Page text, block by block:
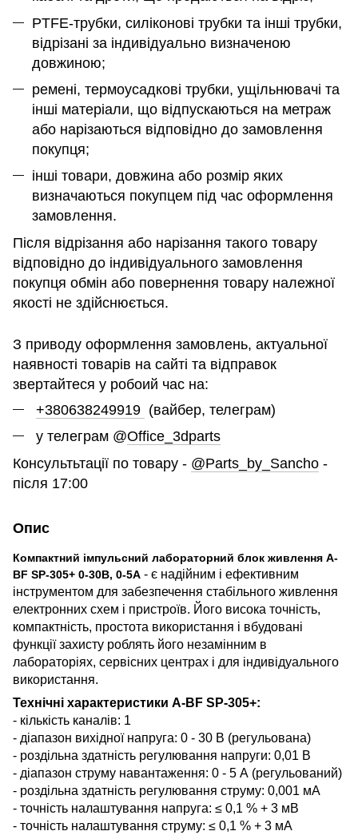
PTFE-трубки, силіконові трубки та інші трубки,
відрізані за індивідуально визначеною
довжиною;
ремені, термоусадкові трубки, ущільнювачі та
інші матеріали, що відпускаються на метраж
або нарізаються відповідно до замовлення
покупця;
інші товари, довжина або розмір яких
визначаються покупцем під час оформлення
замовлення.
Після відрізання або нарізання такого товару
відповідно до індивідуального замовлення
покупця обмін або повернення товару належної
якості не здійснюється.
З приводу оформлення замовлень, актуальної
наявності товарів на сайті та відправок
звертайтеся у робоий час на:
+380638249919 (вайбер, телеграм)
у телеграм @Office_3dparts
Консультьтації по товару - @Parts_by_Sancho -
після 17:00
Опис
Компактний імпульсний лабораторний блок живлення A-
BF SP-305+ 0-30В, 0-5А - є надійним і ефективним
інструментом для забезпечення стабільного живлення
електронних схем і пристроїв. Його висока точність,
компактність, простота використання і вбудовані
функції захисту роблять його незамінним в
лабораторіях, сервісних центрах і для індивідуального
використання.
Технічні характеристики A-BF SP-305+:
- кількість каналів: 1
- діапазон вихідної напруга: 0 - 30 В (регульована)
- роздільна здатність регулювання напруги: 0,01 В
- діапазон струму навантаження: 0 - 5 А (регульований)
- роздільна здатність регулювання струму: 0,001 мА
- точність налаштування напруга: ≤ 0,1 % + 3 мВ
- точність налаштування струму: ≤ 0,1 % + 3 мА